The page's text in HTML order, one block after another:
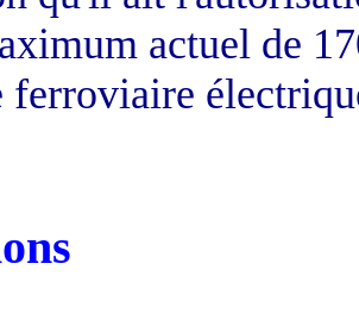
actuel de
ferroviaire